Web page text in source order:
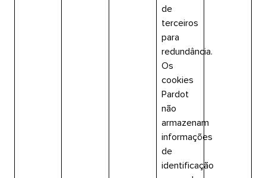
de
terceiros
para
redundância.
Os
cookies
Pardot
não
armazenam
informações
de
identificação